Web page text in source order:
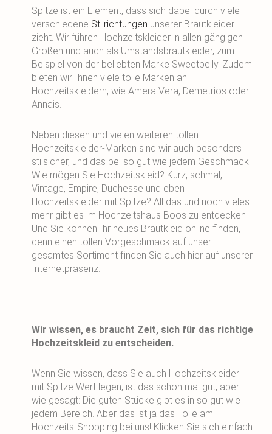
Spitze ist ein Element, dass sich dabei durch viele
verschiedene Stilrichtungen unserer Brautkleider
zieht. Wir führen Hochzeitskleider in allen gängigen
Größen und auch als Umstandsbrautkleider, zum
Beispiel von der beliebten Marke Sweetbelly. Zudem
bieten wir Ihnen viele tolle Marken an
Hochzeitskleidern, wie Amera Vera, Demetrios oder
Annais.
Neben diesen und vielen weiteren tollen
Hochzeitskleider-Marken sind wir auch besonders
stilsicher, und das bei so gut wie jedem Geschmack.
Wie mögen Sie Hochzeitskleid? Kurz, schmal,
Vintage, Empire, Duchesse und eben
Hochzeitskleider mit Spitze? All das und noch vieles
mehr gibt es im Hochzeitshaus Boos zu entdecken.
Und Sie können Ihr neues Brautkleid online finden,
denn einen tollen Vorgeschmack auf unser
gesamtes Sortiment finden Sie auch hier auf unserer
Internetpräsenz.
Wir wissen, es braucht Zeit, sich für das richtige
Hochzeitskleid zu entscheiden.
Wenn Sie wissen, dass Sie auch Hochzeitskleider
mit Spitze Wert legen, ist das schon mal gut, aber
wie gesagt: Die guten Stücke gibt es in so gut wie
jedem Bereich. Aber das ist ja das Tolle am
Hochzeits-Shopping bei uns! Klicken Sie sich einfach